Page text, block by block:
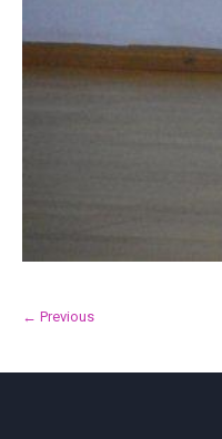
← Previous